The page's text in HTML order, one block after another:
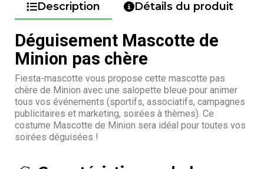
Description Détails du produit
Déguisement Mascotte de
Minion pas chère
Fiesta-mascotte vous propose cette mascotte pas
chère de Minion avec une salopette bleue pour animer
tous vos événements (sportifs, associatifs, campagnes
publicitaires et marketing, soirées à thèmes). Ce
costume Mascotte de Minion sera idéal pour toutes vos
soirées déguisées !